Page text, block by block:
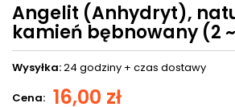
Angelit (Anhydryt),
kamień bębnowany (2
Wysyłka:24 godziny + czas dostawy
Cena: 16,00 zł